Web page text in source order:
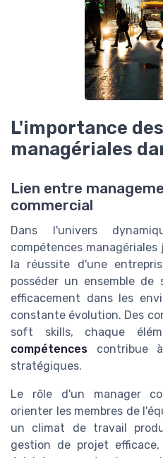
L'importance
managériales
Lien entre
commercial
Dans l'univers
compétences
la réussite d'une
posséder un ensemble de
efficacement dans les
constante évolution. Des
soft skills, chaque
compétences contribue
stratégiques.
Le rôle d'un manager
orienter les membres de
un climat de travail
gestion de projet